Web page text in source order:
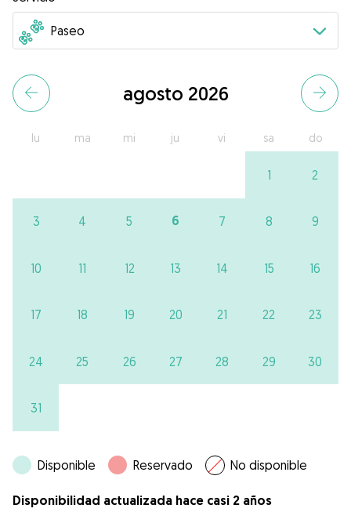
agosto 2026
lu ma mi ju vi sa do
1 2
3 4 5 6 7 8 9
10 11 12 13 14 15 16
17 18 19 20 21 22 23
24 25 26 27 28 29 30
31
Disponible Reservado No disponible
Disponibilidad actualizada hace casi 2 años